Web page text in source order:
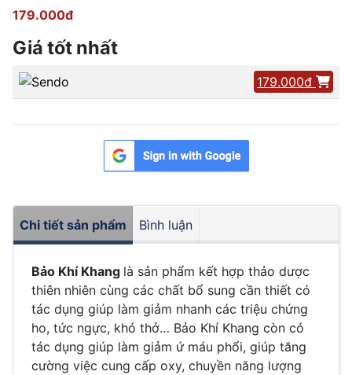
179.000đ
Giá tốt nhất
179.000đ
Chi tiết sản phẩm Bình luận
Bảo Khí Khang là sản phẩm kết hợp thảo dược
thiên nhiên cùng các chất bổ sung cần thiết có
tác dụng giúp làm giảm nhanh các triệu chứng
ho, tức ngực, khó thở… Bảo Khí Khang còn có
tác dụng giúp làm giảm ứ máu phổi, giúp tăng
cường việc cung cấp oxy, chuyền năng lượng